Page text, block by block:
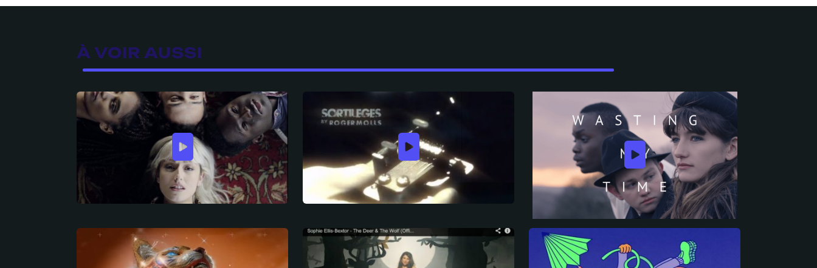
À VOIR AUSSI